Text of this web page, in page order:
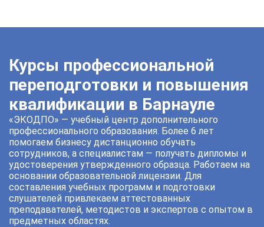
Курсы профессиональной
переподготовки и повышения
квалификации в Барнауле
«ЭКОДПО» — учебный центр дополнительного
профессионального образования. Более 6 лет
помогаем бизнесу дистанционно обучать
сотрудников, а специалистам — получать дипломы и
удостоверения утвержденного образца. Работаем на
основании образовательной лицензии. Для
составления учебных программ и подготовки
слушателей привлекаем аттестованных
преподавателей, методистов и экспертов с опытом в
предметных областях.